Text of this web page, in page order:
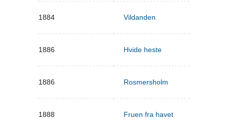
1884 Vildanden
1886 Hvide heste
1886 Rosmersholm
1888 Fruen fra havet